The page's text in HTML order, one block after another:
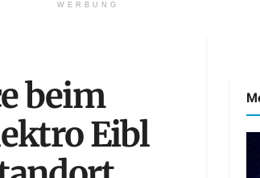
WERBUNG
beim
Eibl